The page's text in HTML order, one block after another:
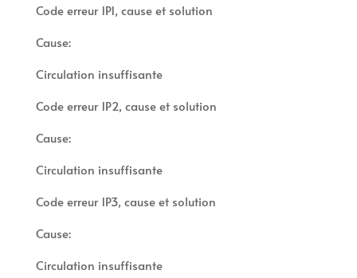
Code erreur 1P1, cause et solution
Cause:
Circulation insuffisante
Code erreur 1P2, cause et solution
Cause:
Circulation insuffisante
Code erreur 1P3, cause et solution
Cause:
Circulation insuffisante